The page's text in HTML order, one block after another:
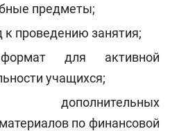
предметы;
к проведению занятия;
формат для активной
учащихся;
дополнительных
по финансовой